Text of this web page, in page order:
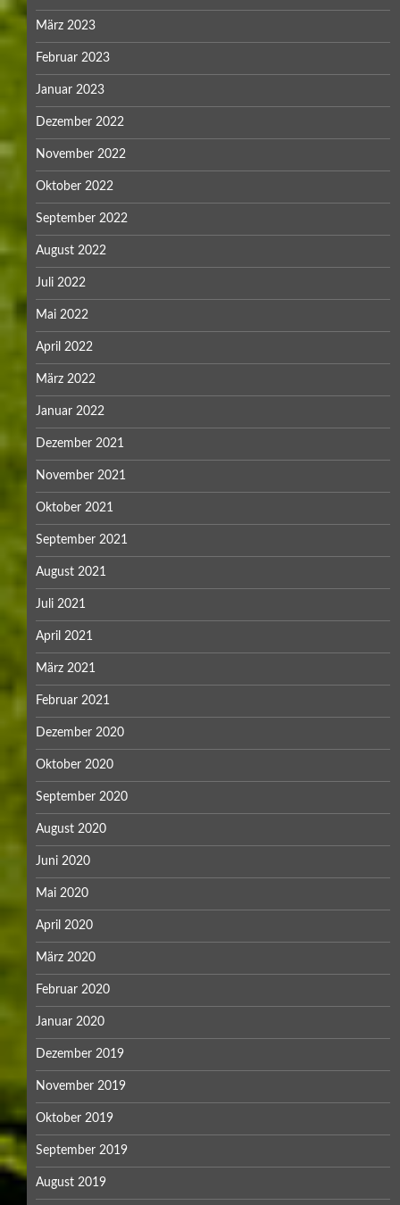
März 2023
Februar 2023
Januar 2023
Dezember 2022
November 2022
Oktober 2022
September 2022
August 2022
Juli 2022
Mai 2022
April 2022
März 2022
Januar 2022
Dezember 2021
November 2021
Oktober 2021
September 2021
August 2021
Juli 2021
April 2021
März 2021
Februar 2021
Dezember 2020
Oktober 2020
September 2020
August 2020
Juni 2020
Mai 2020
April 2020
März 2020
Februar 2020
Januar 2020
Dezember 2019
November 2019
Oktober 2019
September 2019
August 2019